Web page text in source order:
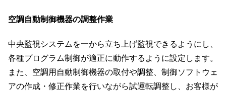
空調自動制御機器の調整作業
中央監視システムを一から立ち上げ監視できるようにし、
各種プログラム制御が適正に動作するように設定します。
また、空調用自動制御機器の取付や調整、制御ソフトウェ
アの作成・修正作業を行いながら試運転調整し、お客様が